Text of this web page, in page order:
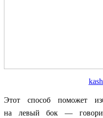
Этот способ поможет
на левый бок —